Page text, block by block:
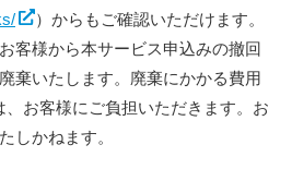
）からもご確認いただけます。
客様から本サービス申込みの撤回
棄いたします。廃棄にかかる費用
、お客様にご負担いただきます。お
しかねます。